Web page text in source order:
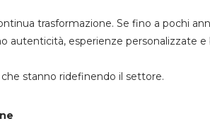
trasformazione. Se fino a pochi
autenticità, esperienze personalizzate
stanno ridefinendo il settore.